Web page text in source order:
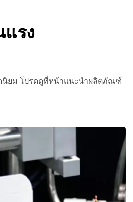
รง
ยม โปรดดูที่หน้าแนะนำผลิตภัณฑ์